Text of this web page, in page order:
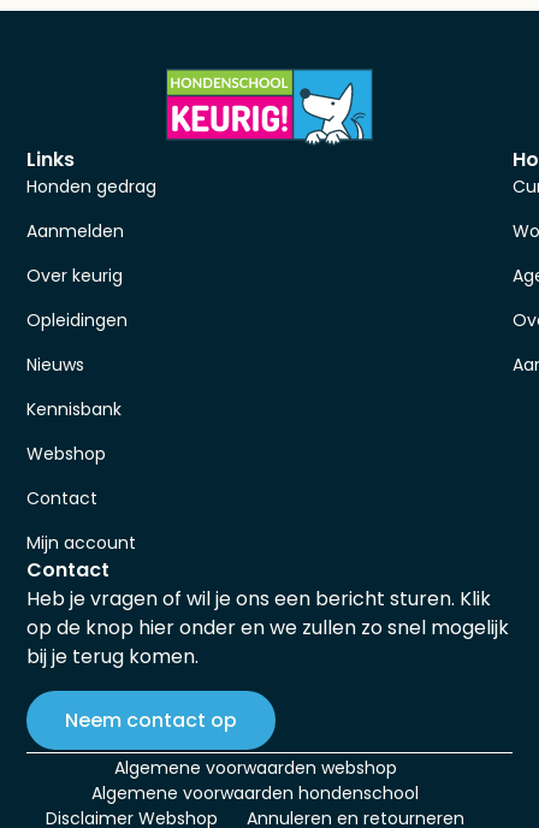
Links
Honden gedrag
Aanmelden
Over keurig
Opleidingen
Nieuws
Kennisbank
Webshop
Contact
Mijn account
Contact
Heb je vragen of wil je ons een bericht sturen. Klik
op de knop hier onder en we zullen zo snel mogelijk
bij je terug komen.
Neem contact op
Algemene voorwaarden webshop
Algemene voorwaarden hondenschool
Disclaimer Webshop
Annuleren en retourneren